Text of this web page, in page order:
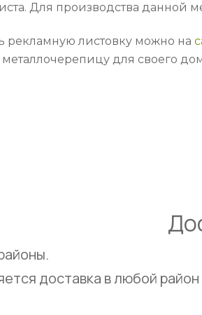
Для производства данной
рекламную листовку можно на
металлочерепицу для своего
доставка в любой